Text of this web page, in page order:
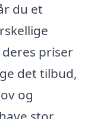
du et
priser
det tilbud,
og